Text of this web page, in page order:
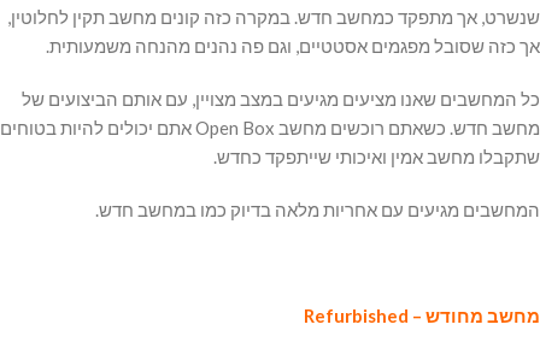
שנשרט, אך מתפקד כמחשב חדש. במקרה כזה קונים מחשב תקין לחלוטין,
אך כזה שסובל מפגמים אסטטיים, וגם פה נהנים מהנחה משמעותית.
כל המחשבים שאנו מציעים מגיעים במצב מצויין, עם אותם הביצועים של
מחשב חדש. כשאתם רוכשים מחשב Open Box אתם יכולים להיות בטוחים
שתקבלו מחשב אמין ואיכותי שייתפקד כחדש.
המחשבים מגיעים עם אחריות מלאה בדיוק כמו במחשב חדש.
מחשב מחודש – Refurbished